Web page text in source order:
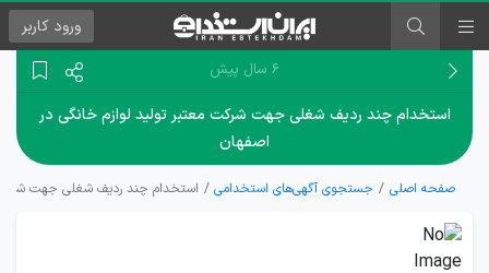
ورود کاربر
۶ سال پیش
استخدام چند ردیف شغلی جهت شرکت معتبر تولید لوازم خانگی در
اصفهان
صفحه اصلی جستجوی آگهی‌های استخدامی استخدام چند ردیف شغلی جهت شرکت